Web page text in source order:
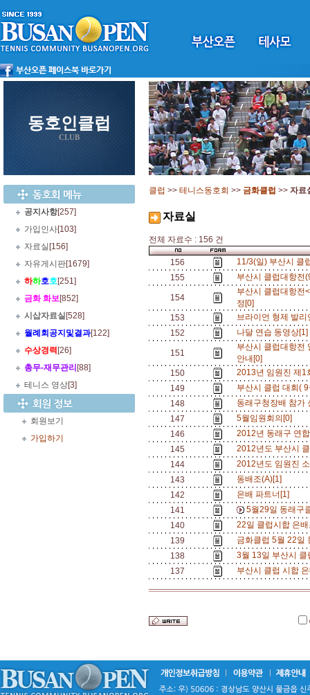
동호인클럽
CLUB
공지사항[257]
가입인사[103]
자료실 [156]
자유게시판[1679]
하하호호[251]
금화 화보[852]
시삽자료실 [528]
월례회공지및결과[122]
수상경력 [26]
총무-재무관리 [88]
테니스 영상[3]
회원보기
가입하기
클럽 >> 테니스동호회 >> 금화클럽 >> 자료
자료실
전체 자료수 : 156 건
156
11/3(일) 부산시 클
155
부산시 클럽대항
154
부산시 클럽대항전
정[0]
153
브라이언 형제 발
152
나달 연습 동영상
151
부산시 클럽대항전
안내[0]
150
2013년 임원진 제
149
부산시 클럽 대회(
148
동래구청장배 참
147
5월임원회의[0]
146
2012년 동래구 연
145
2012년도 부산시
144
2012년도 임원진
143
동배조(A)[1]
142
은배 파트너[1]
141
5월29일 동래구
140
22일 클럽시합 은
139
금화클럽 5월 22일
138
3월 13일 부산시
137
부산시 클럽 시합